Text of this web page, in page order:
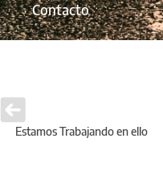
Contacto
Estamos Trabajando en ello